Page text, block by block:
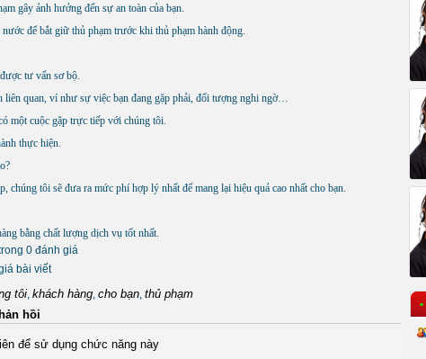
gây ảnh hưởng đến sự an toàn của bạn.
để bắt giữ thủ phạm trước khi thủ phạm hành động.
tư vấn sơ bộ.
liên quan, ví như sự việc bạn đang gặp phải, đối tượng nghi ngờ…
một cuộc gặp trực tiếp với chúng tôi.
thực hiện.
chúng tôi sẽ đưa ra mức phí hợp lý nhất để mang lại hiệu quả cao nhất cho bạn.
bằng chất lượng dịch vụ tốt nhất.​
0 đánh giá
bài viết
tôi, khách hàng, cho bạn, thủ phạm
hồi
để sử dụng chức năng này
•